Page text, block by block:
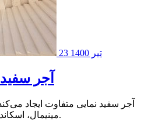
23 تیر 1400
آجر
آجر سفید نمایی متفاوت ایجاد
مینیمال، اسکاندیناوی و بوهو را ممکن می‌سازد.